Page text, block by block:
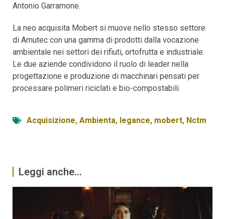
Antonio Garramone.
La neo acquisita Mobert si muove nello stesso settore
di Amutec con una gamma di prodotti dalla vocazione
ambientale nei settori dei rifiuti, ortofrutta e industriale.
Le due aziende condividono il ruolo di leader nella
progettazione e produzione di macchinari pensati per
processare polimeri riciclati e bio-compostabili.
Acquisizione, Ambienta, legance, mobert, Nctm
Leggi anche...